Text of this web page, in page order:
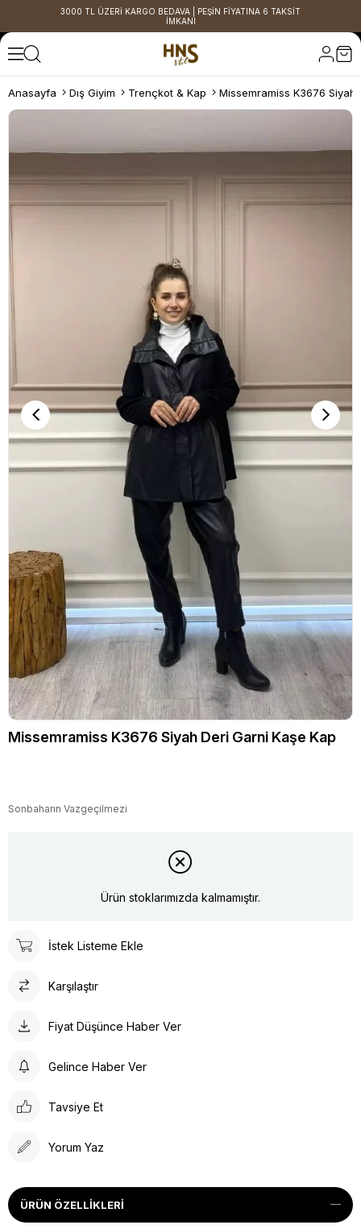
3000 TL ÜZERİ KARGO BEDAVA | PEŞİN FİYATINA 6 TAKSİT
İMKANI
Anasayfa Dış Giyim Trençkot & Kap Missemramiss K3676 Siyah
Missemramiss K3676 Siyah Deri Garni Kaşe Kap
Sonbaharın Vazgeçilmezi
Ürün stoklarımızda kalmamıştır.
İstek Listeme Ekle
Karşılaştır
Fiyat Düşünce Haber Ver
Gelince Haber Ver
Tavsiye Et
Yorum Yaz
ÜRÜN ÖZELLIKLERI